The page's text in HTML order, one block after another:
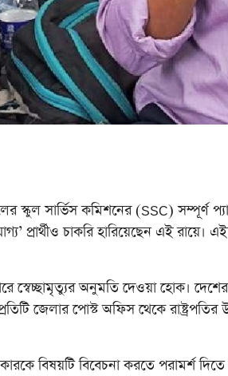
স্কুল সার্ভিস কমিশনের (SSC) সম্পূর্ণ
প্রার্থীও চাকরি হারিয়েছেন এই রায়ে।
অনুমতি দেওয়া হোক। দেশের
জেলার পোস্ট অফিস থেকে
বিষয়টি বিবেচনা করতে পরামর্শ দিতে